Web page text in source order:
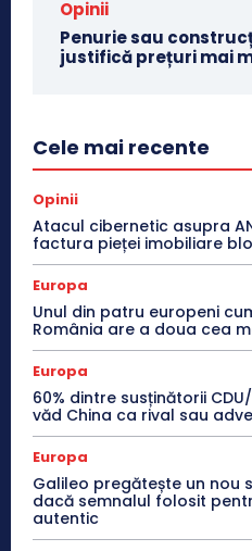
Opinii
Penurie sau
justifică prețuri mai
Cele mai recente
Opinii
Atacul cibernetic asupra
factura pieței imobiliare
Europa
Unul din patru europeni
România are a doua cea
Europa
60% dintre susținătorii
văd China ca rival sau
Europa
Galileo pregătește un nou
dacă semnalul folosit
autentic